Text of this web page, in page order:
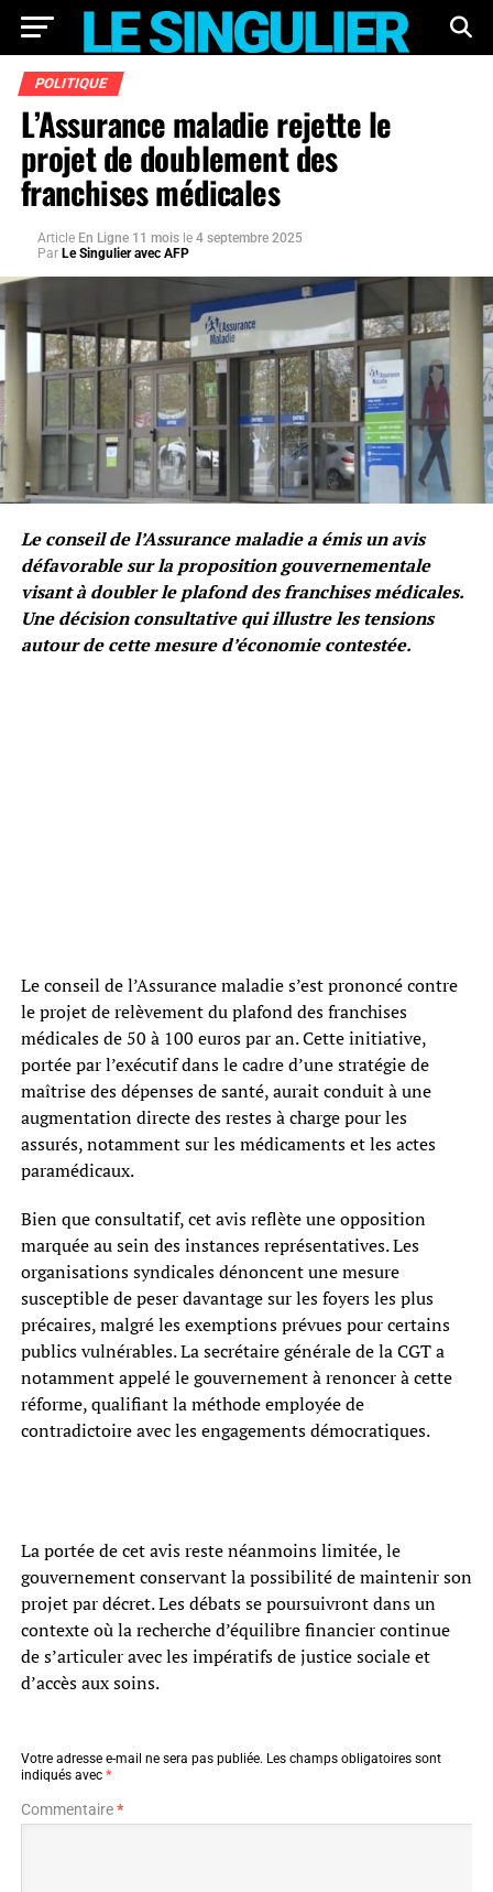
POLITIQUE
L’Assurance maladie rejette le
projet de doublement des
franchises médicales
Article En Ligne 11 mois le 4 septembre 2025
Par Le Singulier avec AFP
Le conseil de l’Assurance maladie a émis un avis
défavorable sur la proposition gouvernementale
visant à doubler le plafond des franchises médicales.
Une décision consultative qui illustre les tensions
autour de cette mesure d’économie contestée.
Le conseil de l’Assurance maladie s’est prononcé contre
le projet de relèvement du plafond des franchises
médicales de 50 à 100 euros par an. Cette initiative,
portée par l’exécutif dans le cadre d’une stratégie de
maîtrise des dépenses de santé, aurait conduit à une
augmentation directe des restes à charge pour les
assurés, notamment sur les médicaments et les actes
paramédicaux.
Bien que consultatif, cet avis reflète une opposition
marquée au sein des instances représentatives. Les
organisations syndicales dénoncent une mesure
susceptible de peser davantage sur les foyers les plus
précaires, malgré les exemptions prévues pour certains
publics vulnérables. La secrétaire générale de la CGT a
notamment appelé le gouvernement à renoncer à cette
réforme, qualifiant la méthode employée de
contradictoire avec les engagements démocratiques.
La portée de cet avis reste néanmoins limitée, le
gouvernement conservant la possibilité de maintenir son
projet par décret. Les débats se poursuivront dans un
contexte où la recherche d’équilibre financier continue
de s’articuler avec les impératifs de justice sociale et
d’accès aux soins.
Votre adresse e-mail ne sera pas publiée. Les champs obligatoires sont
indiqués avec *
Commentaire*